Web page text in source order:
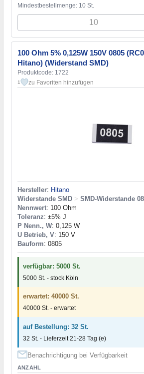
Mindestbestellmenge: 10 St.
100 Ohm 5% 0,125W 150V 0805
Hitano) (Widerstand SMD)
Produktcode: 1722
1 zu Favoriten hinzufügen
Hersteller: Hitano
Widerstande SMD > SMD-Widerstande
Nennwert: 100 Ohm
Toleranz: ±5% J
P Nenn., W: 0,125 W
U Betrieb, V: 150 V
Bauform: 0805
verfügbar: 5000 St.
5000 St. - stock Köln
erwartet: 40000 St.
40000 St. - erwartet
auf Bestellung: 32 St.
32 St. - Lieferzeit 21-28 Tag (e)
Benachrichtigung bei Verfügbarkeit
ANZAHL